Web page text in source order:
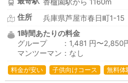
香櫨園駅から 1160m
住所
兵庫県芦屋市春日町1-15
1時間あたりの料金
グループ ：1,481 円〜2,850
マンツーマン：なし
料金が安い 子供向けコース 無料体